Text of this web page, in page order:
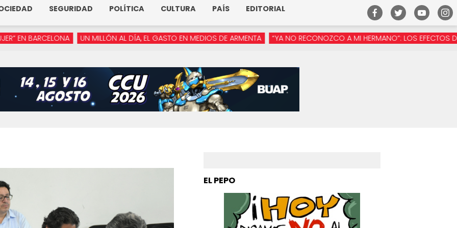
SEGURIDAD POLÍTICA CULTURA PAÍS
EDITORIAL
UN MILLÓN AL DÍA, EL GASTO EN MEDIOS DE ARMENTA “YA NO RECONOZCO A MI HERMANO”: LOS EFECTOS DE LA
EL PEPO